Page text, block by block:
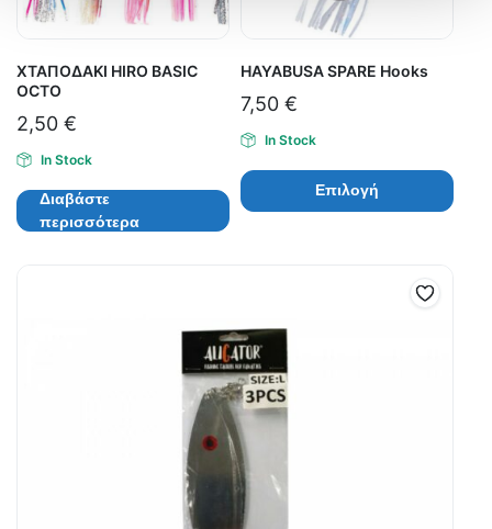
ΧΤΑΠΟΔΑΚΙ HIRO BASIC
OCTO
2,50 €
In Stock
Διαβάστε
περισσότερα
HAYABUSA SPARE Hooks
7,50 €
In Stock
Επιλογή